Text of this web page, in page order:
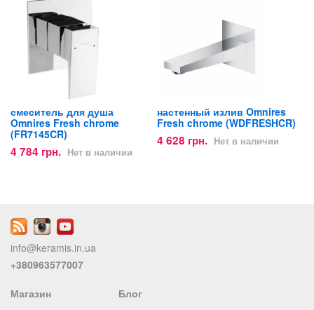
смеситель для душа
Omnires Fresh chrome
(FR7145CR)
4 784 грн. Нет в наличии
настенный излив Omnires
Fresh chrome (WDFRESHCR)
4 628 грн. Нет в наличии
info@keramis.in.ua
+380963577007
Магазин
Блог